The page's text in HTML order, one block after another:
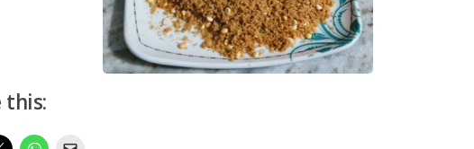
this: